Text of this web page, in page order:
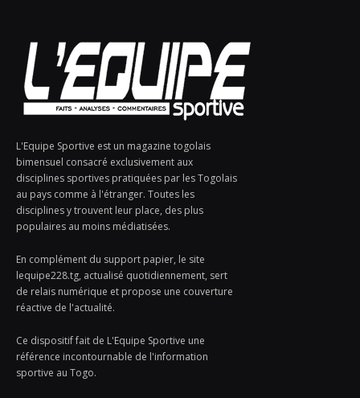
L'Equipe Sportive est un magazine togolais
bimensuel consacré exclusivement aux
disciplines sportives pratiquées par les Togolais
au pays comme à l'étranger. Toutes les
disciplines y trouvent leur place, des plus
populaires au moins médiatisées.
En complément du support papier, le site
lequipe228.tg, actualisé quotidiennement, sert
de relais numérique et propose une couverture
réactive de l'actualité.
Ce dispositif fait de L'Equipe Sportive une
référence incontournable de l'information
sportive au Togo.